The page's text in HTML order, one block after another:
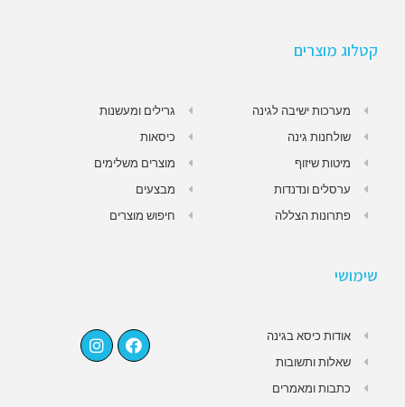
קטלוג מוצרים
מערכות ישיבה לגינה
שולחנות גינה
מיטות שיזוף
ערסלים ונדנדות
פתרונות הצללה
גרילים ומעשנות
כיסאות
מוצרים משלימים
מבצעים
חיפוש מוצרים
שימושי
אודות כיסא בגינה
שאלות ותשובות
כתבות ומאמרים